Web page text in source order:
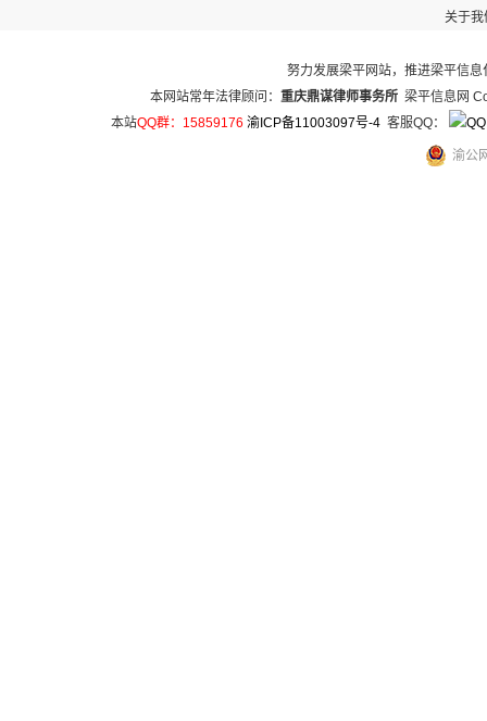
关于我
努力发展梁平网站，推进梁平信
本网站常年法律顾问： 重庆鼎谋律师事务所梁平信息网
本站QQ群：15859176 渝ICP备11003097号-4 客服QQ：
渝公